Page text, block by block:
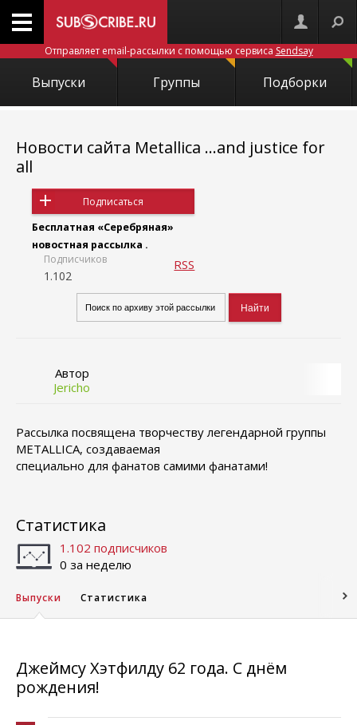
Отправляет email-рассылки с помощью сервиса Sendsay
Выпуски Группы Подборки
Новости сайта Metallica ...and justice for
all
Подписаться
Бесплатная «Серебряная»
новостная рассылка .
Подписчиков
1.102
RSS
Автор
Jericho
Рассылка посвящена творчеству легендарной группы
METALLICA, создаваемая
специально для фанатов самими фанатами!
Статистика
1.102 подписчиков
0 за неделю
Выпуски Статистика
Джеймсу Хэтфилду 62 года. С днём
рождения!